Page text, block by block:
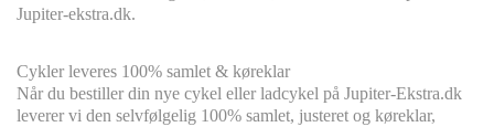
Jupiter-ekstra.dk.
Cykler leveres 100% samlet & køreklar
Når du bestiller din nye cykel eller ladcykel på Jupiter-Ekstra.dk
leverer vi den selvfølgelig 100% samlet, justeret og køreklar,